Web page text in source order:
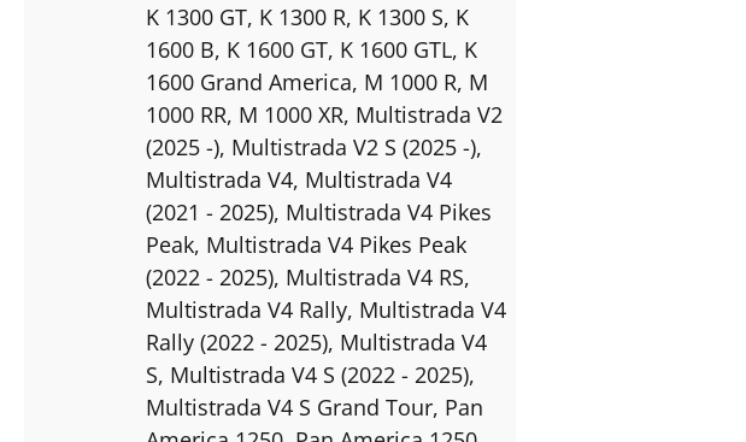
K 1300 GT, K 1300 R, K 1300 S, K
1600 B, K 1600 GT, K 1600 GTL, K
1600 Grand America, M 1000 R, M
1000 RR, M 1000 XR, Multistrada V2
(2025 -), Multistrada V2 S (2025 -),
Multistrada V4, Multistrada V4
(2021 - 2025), Multistrada V4 Pikes
Peak, Multistrada V4 Pikes Peak
(2022 - 2025), Multistrada V4 RS,
Multistrada V4 Rally, Multistrada V4
Rally (2022 - 2025), Multistrada V4
S, Multistrada V4 S (2022 - 2025),
Multistrada V4 S Grand Tour, Pan